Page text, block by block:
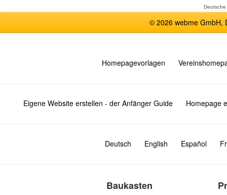
© 2026 webme GmbH,
Homepagevorlagen
Eigene Website erstellen - der Anfänger Guide Homepage
Deutsch English Español
Baukasten